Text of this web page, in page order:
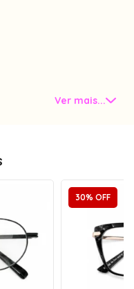
Ver mais...
30% OFF